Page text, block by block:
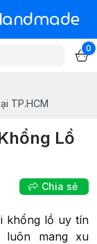
0
TP.HCM
Lồ
Chia sẻ
khổng lồ uy tín
luôn mang xu